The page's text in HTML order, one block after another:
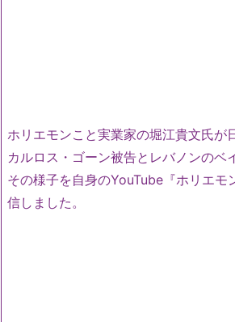
ホリエモンこと実業家の堀江貴文氏が
カルロス・ゴーン被告とレバノンのベ
その様子を自身のYouTube『ホリエモ
信しました。